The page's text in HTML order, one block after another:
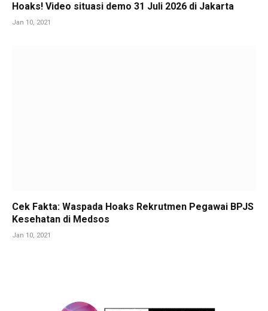
Hoaks! Video situasi demo 31 Juli 2026 di Jakarta
Jan 10, 2021
Cek Fakta: Waspada Hoaks Rekrutmen Pegawai BPJS
Kesehatan di Medsos
Jan 10, 2021